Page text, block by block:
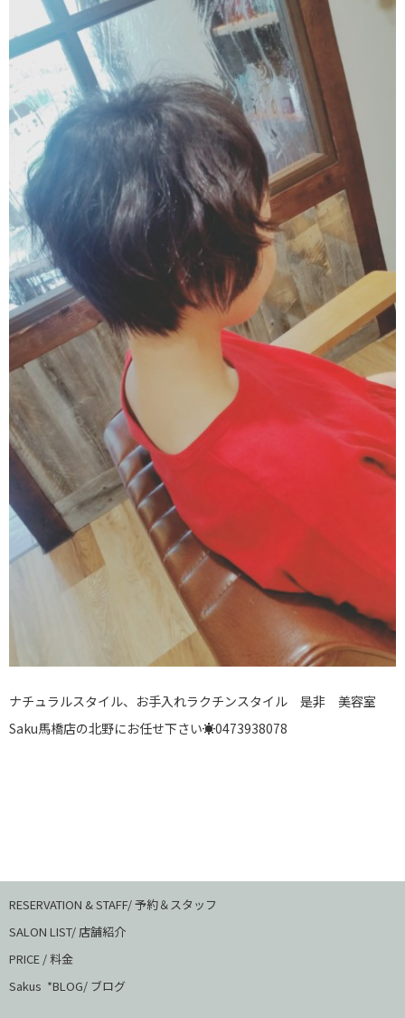
ナチュラルスタイル、お手入れラクチンスタイル 是非 美容室
Saku馬橋店の北野にお任せ下さい☀0473938078
RESERVATION & STAFF/ 予約＆スタッフ
SALON LIST/ 店舗紹介
PRICE / 料金
Sakus *BLOG/ ブログ